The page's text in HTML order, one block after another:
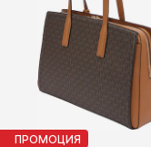
ПРОМОЦИЯ